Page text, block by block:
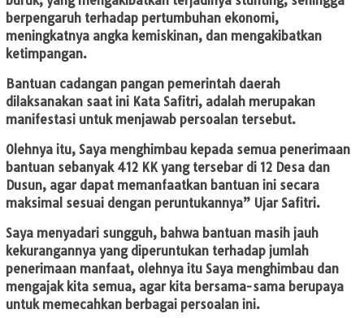
berpengaruh terhadap pertumbuhan ekonomi,
meningkatnya angka kemiskinan, dan mengakibatkan
ketimpangan.
Bantuan cadangan pangan pemerintah daerah
dilaksanakan saat ini Kata Safitri, adalah merupakan
manifestasi untuk menjawab persoalan tersebut.
Olehnya itu, Saya menghimbau kepada semua penerimaan
bantuan sebanyak 412 KK yang tersebar di 12 Desa dan
Dusun, agar dapat memanfaatkan bantuan ini secara
maksimal sesuai dengan peruntukannya” Ujar Safitri.
Saya menyadari sungguh, bahwa bantuan masih jauh
kekurangannya yang diperuntukan terhadap jumlah
penerimaan manfaat, olehnya itu Saya menghimbau dan
mengajak kita semua, agar kita bersama-sama berupaya
untuk memecahkan berbagai persoalan ini.